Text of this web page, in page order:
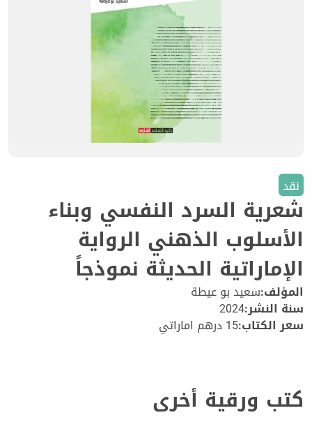
نقد
شعرية السرد النفسي وبناء
الأسلوب الذهني الرواية
الإماراتية الحديثة نموذجاً
المؤلف:سعيد بو عيطة
سنة النشر:2024
سعر الكتاب:15 درهم اماراتي
كتب ورقية أخرى